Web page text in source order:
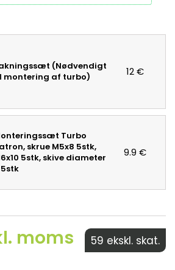
(Nødvendigt
montering af turbo)
12 €
Turbo
skrue M5x8 5stk,
5stk, skive diameter
9.9 €
moms 59 ekskl. skat.